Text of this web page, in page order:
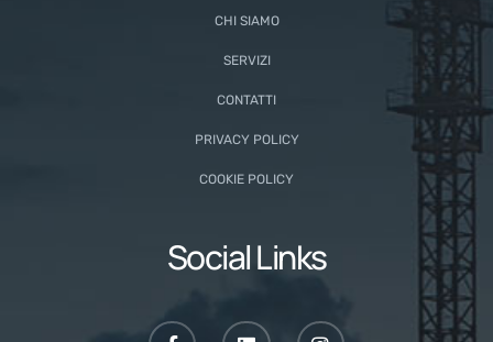
CHI SIAMO
SERVIZI
CONTATTI
PRIVACY POLICY
COOKIE POLICY
Social Links